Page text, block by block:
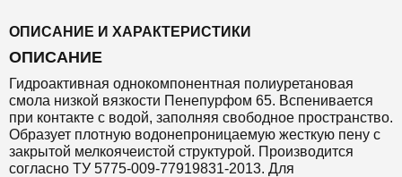
ОПИСАНИЕ И ХАРАКТЕРИСТИКИ
ОПИСАНИЕ
Гидроактивная однокомпонентная полиуретановая
смола низкой вязкости Пенепурфом 65. Вспенивается
при контакте с водой, заполняя свободное пространство.
Образует плотную водонепроницаемую жесткую пену с
закрытой мелкоячеистой структурой. Производится
согласно ТУ 5775-009-77919831-2013. Для